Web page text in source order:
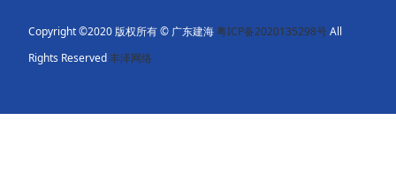
Copyright ©2020 版权所有 © 广东建海粤ICP备2020135298号All
Rights Reserved丰泽网络